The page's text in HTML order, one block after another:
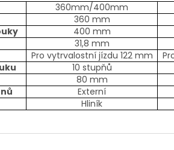
360mm/400mm
360 mm
400 mm
31,8 mm
Pro vytrvalostní jízdu 122 mm
10 stupňů
80 mm
Externí
Hliník